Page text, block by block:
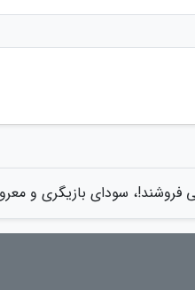
فروشند!، سودای بازیگری و